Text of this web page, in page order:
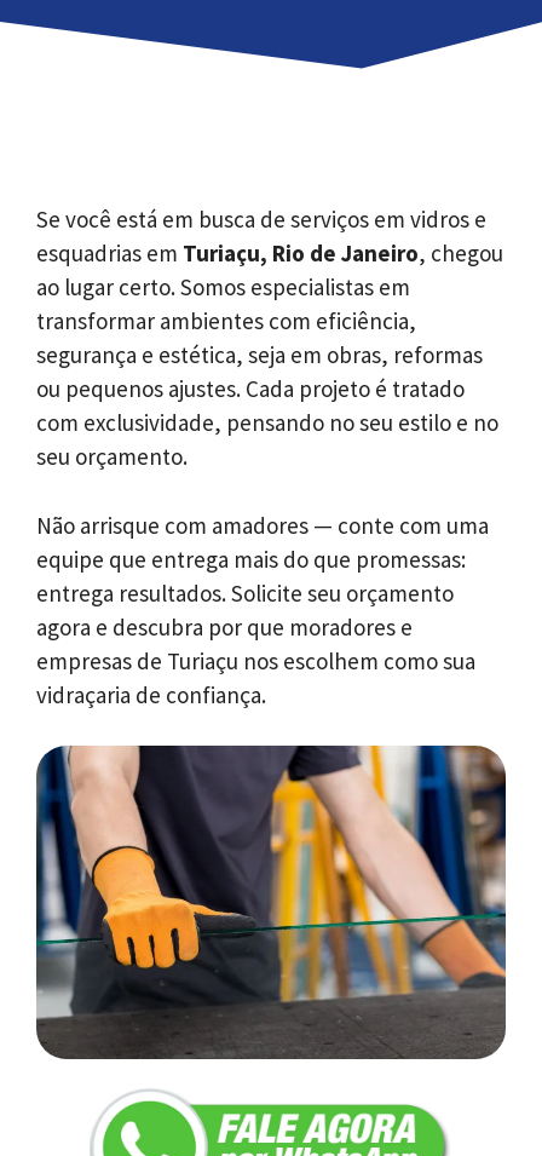
Se você está em busca de serviços em vidros e
esquadrias em Turiaçu, Rio de Janeiro, chegou
ao lugar certo. Somos especialistas em
transformar ambientes com eficiência,
segurança e estética, seja em obras, reformas
ou pequenos ajustes. Cada projeto é tratado
com exclusividade, pensando no seu estilo e no
seu orçamento.
Não arrisque com amadores — conte com uma
equipe que entrega mais do que promessas:
entrega resultados. Solicite seu orçamento
agora e descubra por que moradores e
empresas de Turiaçu nos escolhem como sua
vidraçaria de confiança.